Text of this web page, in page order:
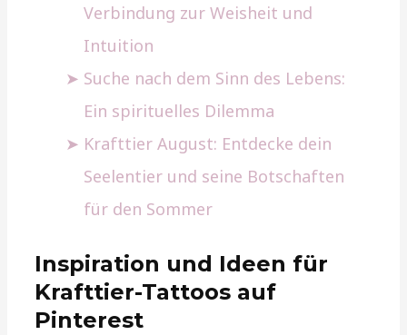
Verbindung zur Weisheit und
Intuition
Suche nach dem Sinn des Lebens:
Ein spirituelles Dilemma
Krafttier August: Entdecke dein
Seelentier und seine Botschaften
für den Sommer
Inspiration und Ideen für
Krafttier-Tattoos auf
Pinterest